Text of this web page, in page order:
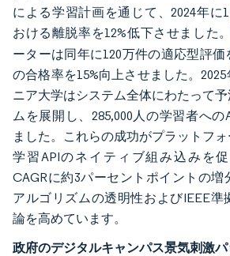
による学習計画を通じて、2024年に
おける離脱率を12%低下させました。
ーターは同年に120万件の適応型評
の合格率を15%向上させました。
ニア大学はシステム全体にわたって
ムを展開し、285,000人の学習者へ
ました。これらの成功がプラットフ
学習APIのネイティブ組み込みを
CAGRに約3パーセントポイントの増
アルゴリズムの透明性およびIEEE準
論を高めています。
政府のデジタルキャンパス景気刺激